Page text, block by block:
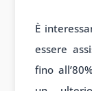
È
essere
fino